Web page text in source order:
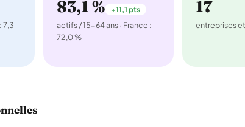
7,3
83,1 % +11,1 pts
actifs / 15-64 ans · France :
72,0 %
17
entreprises